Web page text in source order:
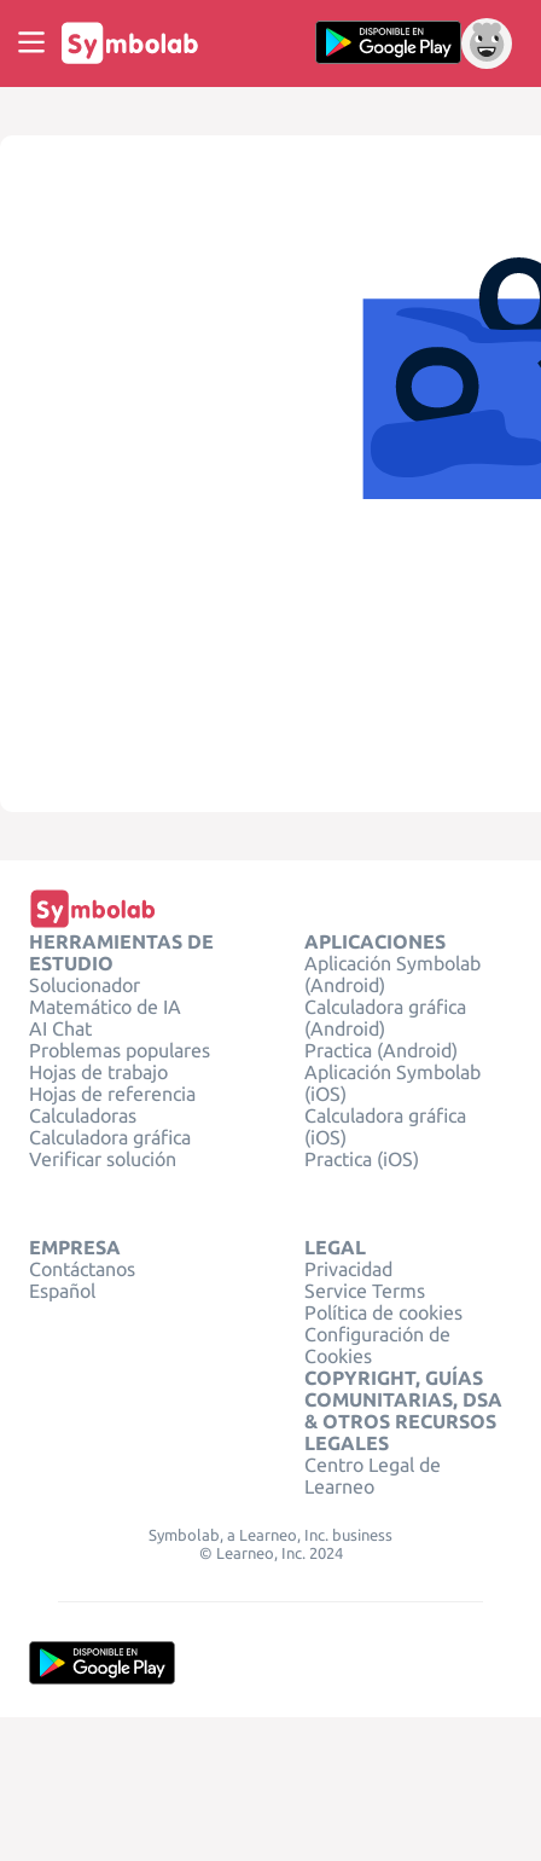
HERRAMIENTAS DE
ESTUDIO
Solucionador
Matemático de IA
AI Chat
Problemas populares
Hojas de trabajo
Hojas de referencia
Calculadoras
Calculadora gráfica
Verificar solución
APLICACIONES
Aplicación Symbolab
(Android)
Calculadora gráfica
(Android)
Practica (Android)
Aplicación Symbolab
(iOS)
Calculadora gráfica
(iOS)
Practica (iOS)
EMPRESA
Contáctanos
Español
LEGAL
Privacidad
Service Terms
Política de cookies
Configuración de
Cookies
COPYRIGHT, GUÍAS
COMUNITARIAS, DSA
& OTROS RECURSOS
LEGALES
Centro Legal de
Learneo
Symbolab, a Learneo, Inc. business
© Learneo, Inc. 2024